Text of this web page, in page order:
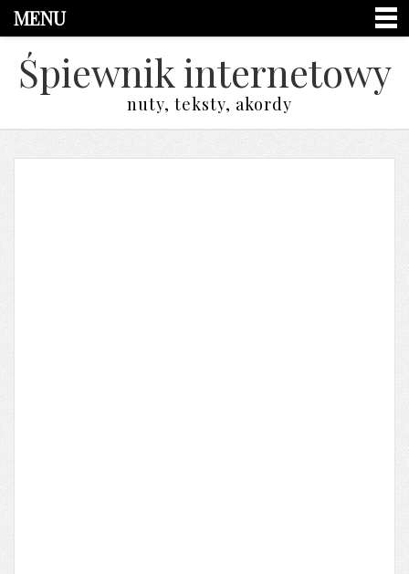
MENU
Śpiewnik internetowy
nuty, teksty, akordy